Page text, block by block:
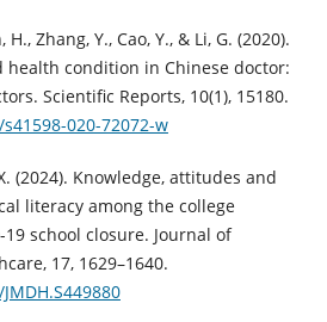
H., Zhang, Y., Cao, Y., & Li, G. (2020).
health condition in Chinese doctor:
Scientific Reports, 10(1), 15180.
020-72072-w
(2024). Knowledge, attitudes and
literacy among the college
school closure. Journal of
17, 1629–1640.